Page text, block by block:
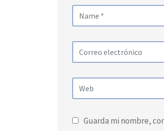
Guarda mi nombre,